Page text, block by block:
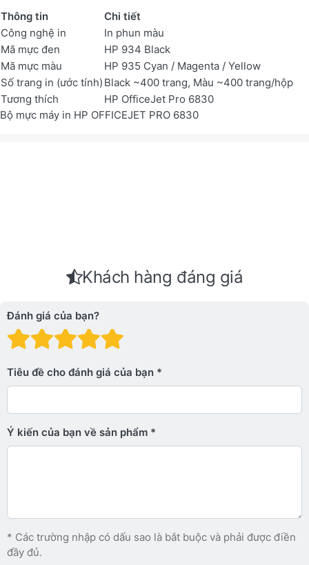
Thông tin
Chi tiết
Công nghệ in
In phun màu
Mã mực đen
HP 934 Black
Mã mực màu
HP 935 Cyan / Magenta / Yellow
Số trang in (ước tính) Black ~400 trang, Màu ~400 trang/hộp
Tương thích
HP OfficeJet Pro 6830
Bộ mực máy in HP OFFICEJET PRO 6830
Khách hàng đáng giá
Đánh giá của bạn?
Đánh giá: 4 trên 5
Đánh giá: 3 trên 5 sao.
Đánh giá: 2 trên 5 sao.
Đánh giá: 1 trên 5 sao. Xấu
Tiêu đề cho đánh giá của bạn
Ý kiến ​​của bạn về sản phẩm
* Các trường nhập có dấu sao là bắt buộc và phải được điền
đầy đủ.